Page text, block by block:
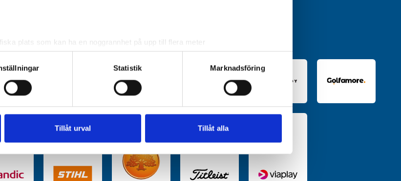
plats som kan ha en noggrannhet på upp till flera meter
skanna den för specifika kännetecken (fingeravtryck)
behandlas och ställ in dina preferenser i
detaljsektionen. Du kan ändra
från cookie-förklaringen.
vidarebefordrar även sådana identifierare och annan information från din enhet
som vi samarbetar med. Dessa kan i sin tur kombinera informationen
Statistik Marknadsföring
Tillåt urval Tillåt alla